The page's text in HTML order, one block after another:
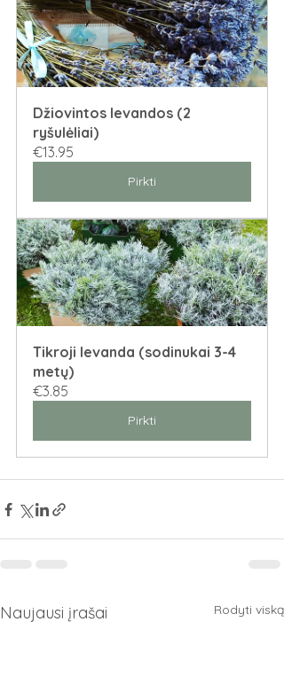
Džiovintos levandos (2
ryšulėliai)
€13.95
Pirkti
Tikroji levanda (sodinukai 3-4
metų)
€3.85
Pirkti
Naujausi įrašai Rodyti viską